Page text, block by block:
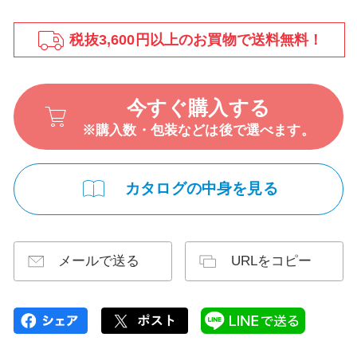
税抜3,600円以上のお買物で送料無料！
今すぐ購入する
※購入数・包装などは後で選べます。
カタログの中身を見る
メールで送る URLをコピー